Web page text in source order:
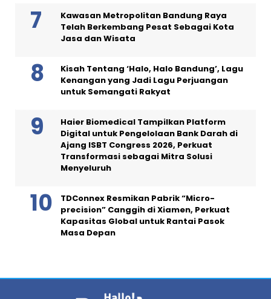
Kawasan Metropolitan Bandung Raya
Telah Berkembang Pesat Sebagai Kota
Jasa dan Wisata
Kisah Tentang ‘Halo, Halo Bandung’, Lagu
Kenangan yang Jadi Lagu Perjuangan
untuk Semangati Rakyat
Haier Biomedical Tampilkan Platform
Digital untuk Pengelolaan Bank Darah di
Ajang ISBT Congress 2026, Perkuat
Transformasi sebagai Mitra Solusi
Menyeluruh
TDConnex Resmikan Pabrik “Micro-
precision” Canggih di Xiamen, Perkuat
Kapasitas Global untuk Rantai Pasok
Masa Depan